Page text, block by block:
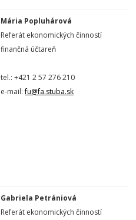
Mária Popluhárová
Referát ekonomických činností
finančná účtareň
tel.: +421 2 57 276 210
e-mail:fu@fa.stuba.sk
Gabriela Petrániová
Referát ekonomických činností